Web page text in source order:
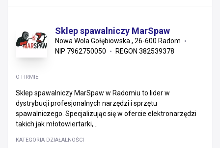
Sklep spawalniczy MarSpaw
Nowa Wola Gołębiowska , 26-600 Radom
NIP 7962750050
REGON 382539378
O FIRMIE
Sklep spawalniczy MarSpaw w Radomiu to lider w
dystrybucji profesjonalnych narzędzi i sprzętu
spawalniczego. Specjalizując się w ofercie elektronarzędzi
takich jak młotowiertarki,...
KATEGORIA DZIAŁALNOŚCI